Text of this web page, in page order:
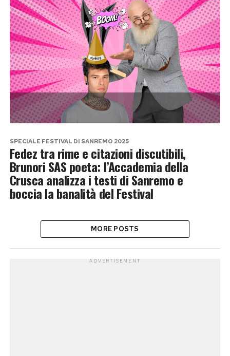
SPECIALE FESTIVAL DI SANREMO 2025
Fedez tra rime e citazioni discutibili,
Brunori SAS poeta: l’Accademia della
Crusca analizza i testi di Sanremo e
boccia la banalità del Festival
MORE POSTS
ADVERTISEMENT